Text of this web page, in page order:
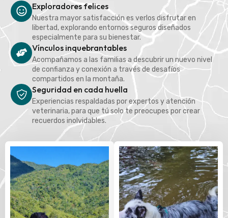
Exploradores felices
Nuestra mayor satisfacción es verlos disfrutar en
libertad, explorando entornos seguros diseñados
especialmente para su bienestar.
Vínculos inquebrantables
Acompañamos a las familias a descubrir un nuevo nivel
de confianza y conexión a través de desafíos
compartidos en la montaña.
Seguridad en cada huella
Experiencias respaldadas por expertos y atención
veterinaria, para que tú solo te preocupes por crear
recuerdos inolvidables.